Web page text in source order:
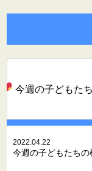
今週の子どもた
2022.04.22
今週の子どもたちの